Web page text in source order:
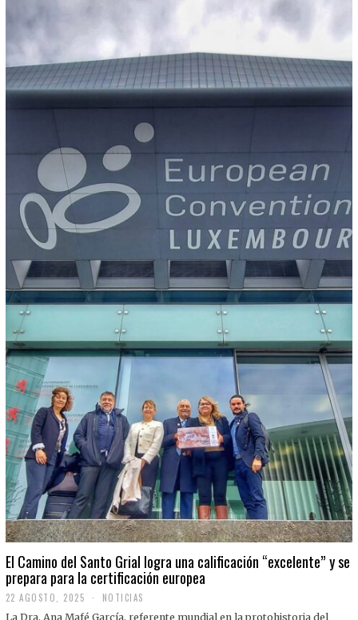
El Camino del Santo Grial logra una calificación “excelente” y se
prepara para la certificación europea
22 AGOSTO, 2025
2
NOTICIAS
La Dra. Ana Mafé García, referente mundial en la protohistoria del